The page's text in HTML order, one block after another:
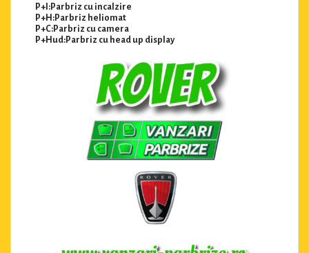
P+I:Parbriz cu incalzire
P+H:Parbriz heliomat
P+C:Parbriz cu camera
P+Hud:Parbriz cu head up display